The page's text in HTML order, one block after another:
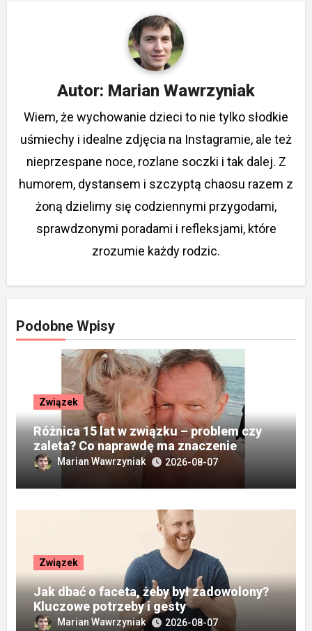
Autor: Marian Wawrzyniak
Wiem, że wychowanie dzieci to nie tylko słodkie
uśmiechy i idealne zdjęcia na Instagramie, ale też
nieprzespane noce, rozlane soczki i tak dalej. Z
humorem, dystansem i szczyptą chaosu razem z
żoną dzielimy się codziennymi przygodami,
sprawdzonymi poradami i refleksjami, które
zrozumie każdy rodzic.
Podobne Wpisy
Związek
Różnica 15 lat w związku – problem czy
zaleta? Co naprawdę ma znaczenie
Marian Wawrzyniak 2026-08-07
Związek
Jak dbać o faceta, żeby był zadowolony?
Kluczowe potrzeby i gesty
Marian Wawrzyniak 2026-08-07